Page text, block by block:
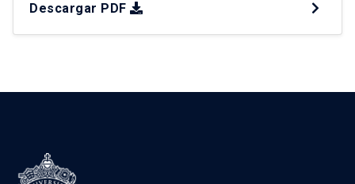
implementación de la electromovilidad y se
estudió el proceso de implementación en
Descargar PDF